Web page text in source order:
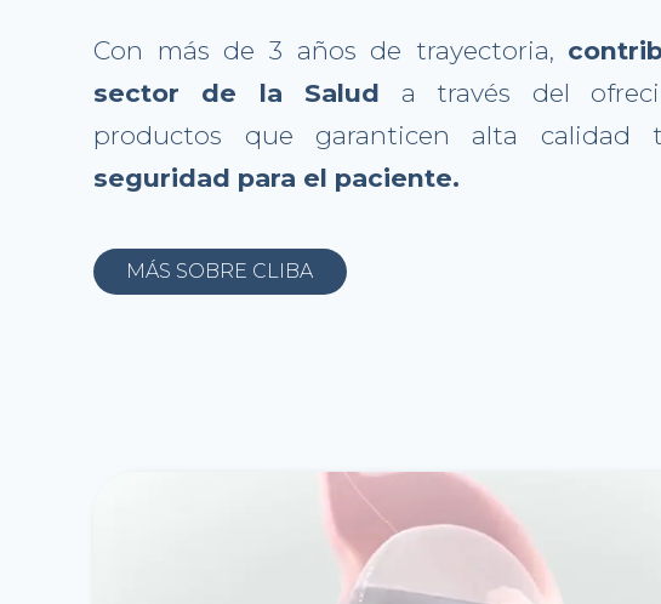
Con más de 3 años de trayectoria,
sector de la Salud a través del
productos que garanticen alta calidad
seguridad para el paciente.
MÁS SOBRE CLIBA